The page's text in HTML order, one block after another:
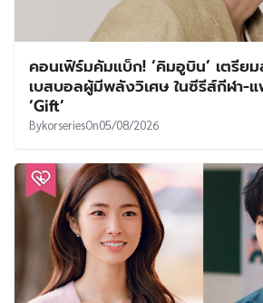
คอนเฟิร์มคัมแบ็ก! ‘คิมอูบิน’ เตรีย
เบสบอลผู้มีพลังวิเศษ ในซีรีส์กีฬา-แ
‘Gift’
BykorseriesOn05/08/2026